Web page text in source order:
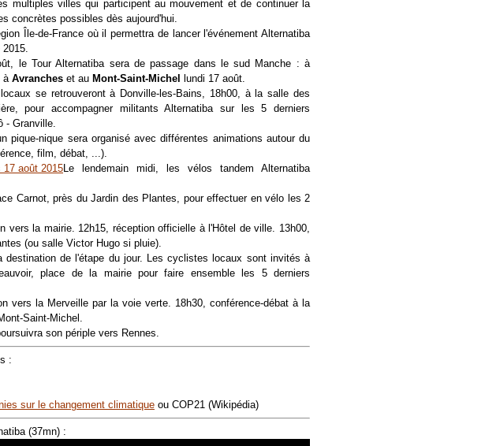
multiples villes qui participent au mouvement et de continuer la
concrètes possibles dès aujourd'hui.
Île-de-France où il permettra de lancer l'événement Alternatiba
le Tour Alternatiba sera de passage dans le sud Manche : à
àAvranches et au Mont-Saint-Michel
lundi 17 août.
se retrouveront à Donville-les-Bains, 18h00, à la salle des
pour accompagner militants Alternatiba sur les 5 derniers
- Granville.
pique-nique sera organisé avec différentes animations autour du
film, débat, ...).
Le lendemain midi, les vélos tandem Alternatiba
Carnot, près du Jardin des Plantes, pour effectuer en vélo les 2
vers la mairie. 12h15, réception officielle à l'Hôtel de ville. 13h00,
(ou salle Victor Hugo si pluie).
destination de l'étape du jour. Les cyclistes locaux sont invités à
place de la mairie pour faire ensemble les 5 derniers
vers la Merveille par la voie verte. 18h30, conférence-débat à la
Saint-Michel.
son périple vers Rennes.
:
sur le changement climatique ou COP21 (Wikipédia)
(37mn) :